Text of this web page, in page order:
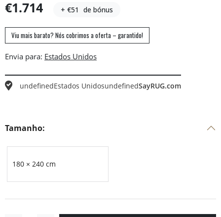
€1.714 + €51 de bónus
Viu mais barato? Nós cobrimos a oferta – garantido!
Envia para:
undefinedEstados UnidosundefinedSayRUG.com
Tamanho:
180 × 240 cm